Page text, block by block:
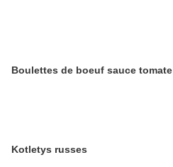
Boulettes de boeuf sauce tomate
Kotletys russes